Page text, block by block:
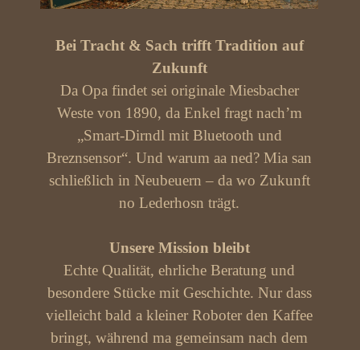
Bei Tracht & Sach trifft Tradition auf
Zukunft
Da Opa findet sei originale Miesbacher
Weste von 1890, da Enkel fragt nach’m
„Smart-Dirndl mit Bluetooth und
Breznsensor“. Und warum aa ned? Mia san
schließlich in Neubeuern – da wo Zukunft
no Lederhosn trägt.
Unsere Mission bleibt
Echte Qualität, ehrliche Beratung und
besondere Stücke mit Geschichte. Nur dass
vielleicht bald a kleiner Roboter den Kaffee
bringt, während ma gemeinsam nach dem